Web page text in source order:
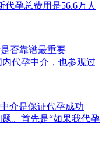
孕总费用是56.6万人
否靠谱最重要
代孕中介，也参观过
介是保证代孕成功
。首先是“如果我代孕